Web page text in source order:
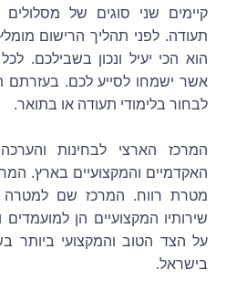
קיימים שני סוגים של
תעודה. לפני תהליך הרישום
הוא הכי יעיל ונכון בשבילכם.
אשר ישמחו לסייע לכם. בעזרתם
לבחור בלימודי תעודה או בתואר.
המרכז הארצי לבחינות
האקדמיים והמקצועיים בארץ.
מטרת רווח. המרכז שם למטרה
שירותיו המקצועיים הן
על הצד הטוב והמקצועי ביותר
בישראל.